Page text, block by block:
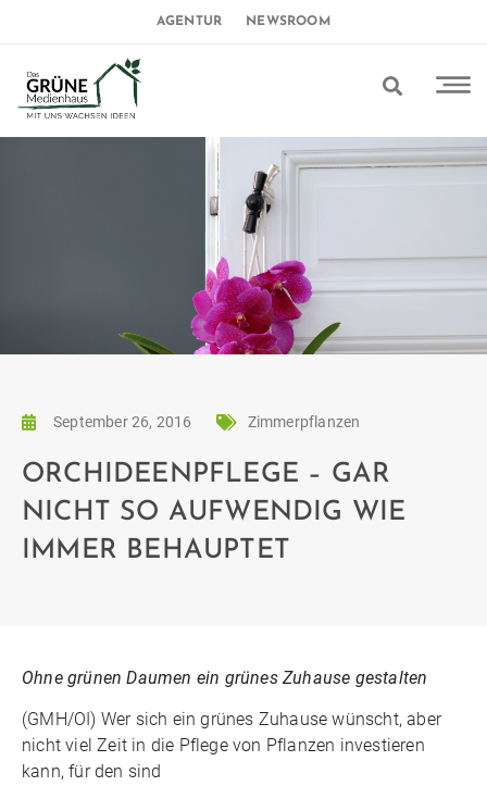
AGENTUR NEWSROOM
September 26, 2016 Zimmerpflanzen
ORCHIDEENPFLEGE – GAR
NICHT SO AUFWENDIG WIE
IMMER BEHAUPTET
Ohne grünen Daumen ein grünes Zuhause gestalten
(GMH/OI) Wer sich ein grünes Zuhause wünscht, aber
nicht viel Zeit in die Pflege von Pflanzen investieren
kann, für den sind